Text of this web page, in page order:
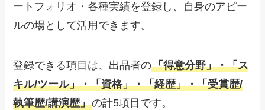
ートフォリオ・各種実績を登録し、自身のアピー
ルの場として活用できます。
登録できる項目は、出品者の「得意分野」・「ス
キル/ツール」・「資格」・「経歴」・「受賞歴/
執筆歴/講演歴」の計5項目です。